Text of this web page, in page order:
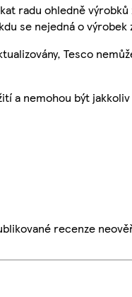
radu ohledně
se nejedná o výrobek
Tesco
a nemohou být
recenze